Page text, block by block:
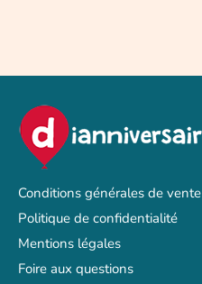
Conditions générales de vente
Politique de confidentialité
Mentions légales
Foire aux questions